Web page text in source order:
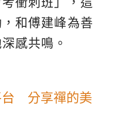
和傅建峰為善
感共鳴。
台 分享禪的美